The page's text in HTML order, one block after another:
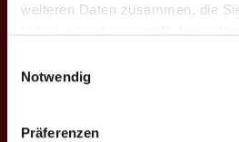
weiteren Daten zusammen, die
Notwendig
Präferenzen